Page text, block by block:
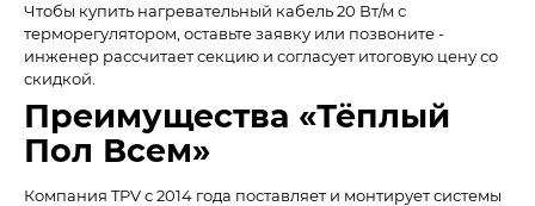
Чтобы купить нагревательный кабель 20 Вт/м с
терморегулятором, оставьте заявку или позвоните -
инженер рассчитает секцию и согласует итоговую цену со
скидкой.
Преимущества «Тёплый
Пол Всем»
Компания TPV с 2014 года поставляет и монтирует системы